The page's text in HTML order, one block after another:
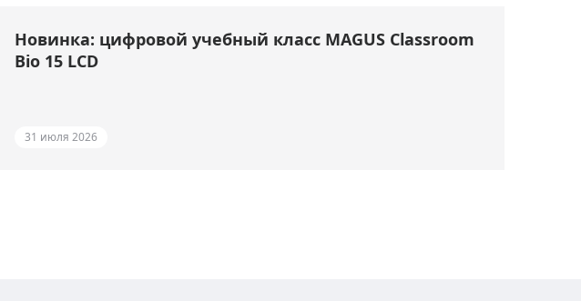
Новинка: цифровой учебный класс MAGUS Classroom
Bio 15 LCD
31 июля 2026